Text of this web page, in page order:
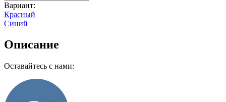
Вариант:
Красный
Синий
Описание
Оставайтесь с нами: